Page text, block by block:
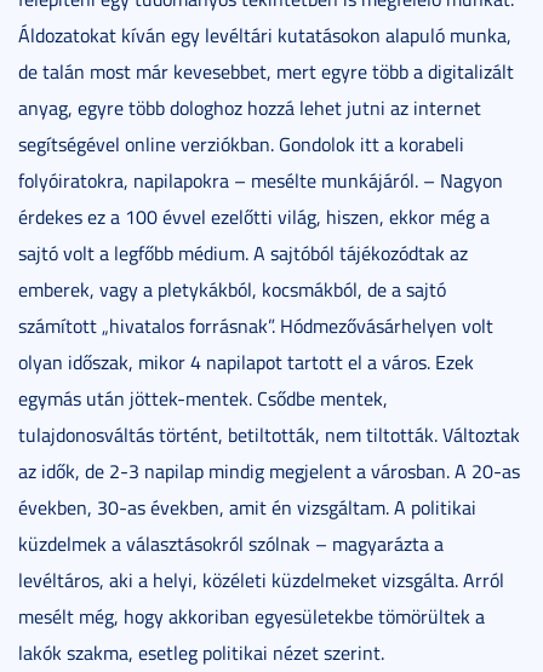
Áldozatokat kíván egy levéltári kutatásokon alapuló munka,
de talán most már kevesebbet, mert egyre több a digitalizált
anyag, egyre több dologhoz hozzá lehet jutni az internet
segítségével online verziókban. Gondolok itt a korabeli
folyóiratokra, napilapokra – mesélte munkájáról. – Nagyon
érdekes ez a 100 évvel ezelőtti világ, hiszen, ekkor még a
sajtó volt a legfőbb médium. A sajtóból tájékozódtak az
emberek, vagy a pletykákból, kocsmákból, de a sajtó
számított „hivatalos forrásnak”. Hódmezővásárhelyen volt
olyan időszak, mikor 4 napilapot tartott el a város. Ezek
egymás után jöttek-mentek. Csődbe mentek,
tulajdonosváltás történt, betiltották, nem tiltották. Változtak
az idők, de 2-3 napilap mindig megjelent a városban. A 20-as
években, 30-as években, amit én vizsgáltam. A politikai
küzdelmek a választásokról szólnak – magyarázta a
levéltáros, aki a helyi, közéleti küzdelmeket vizsgálta. Arról
mesélt még, hogy akkoriban egyesületekbe tömörültek a
lakók szakma, esetleg politikai nézet szerint.